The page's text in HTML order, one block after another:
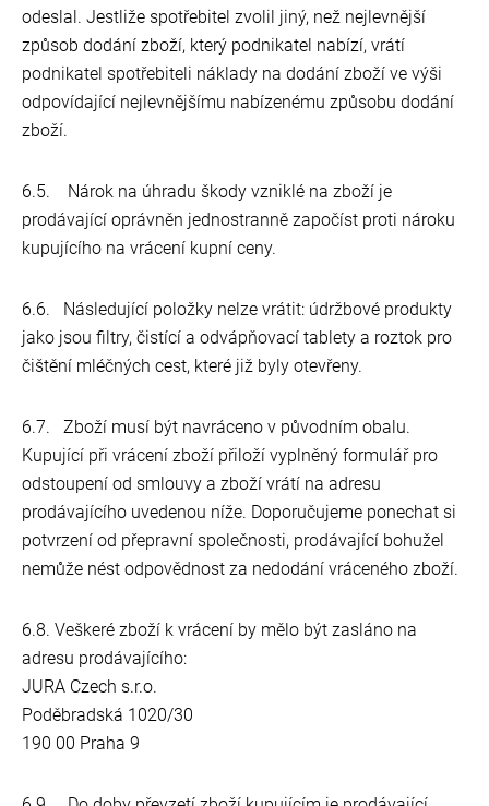
odeslal. Jestliže spotřebitel zvolil jiný, než nejlevnější
způsob dodání zboží, který podnikatel nabízí, vrátí
podnikatel spotřebiteli náklady na dodání zboží ve výši
odpovídající nejlevnějšímu nabízenému způsobu dodání
zboží.
6.5. Nárok na úhradu škody vzniklé na zboží je
prodávající oprávněn jednostranně započíst proti nároku
kupujícího na vrácení kupní ceny.
6.6. Následující položky nelze vrátit: údržbové produkty
jako jsou filtry, čistící a odvápňovací tablety a roztok pro
čištění mléčných cest, které již byly otevřeny.
6.7. Zboží musí být navráceno v původním obalu.
Kupující při vrácení zboží přiloží vyplněný formulář pro
odstoupení od smlouvy a zboží vrátí na adresu
prodávajícího uvedenou níže. Doporučujeme ponechat si
potvrzení od přepravní společnosti, prodávající bohužel
nemůže nést odpovědnost za nedodání vráceného zboží.
6.8. Veškeré zboží k vrácení by mělo být zasláno na
adresu prodávajícího:
JURA Czech s.r.o.
Poděbradská 1020/30
190 00 Praha 9